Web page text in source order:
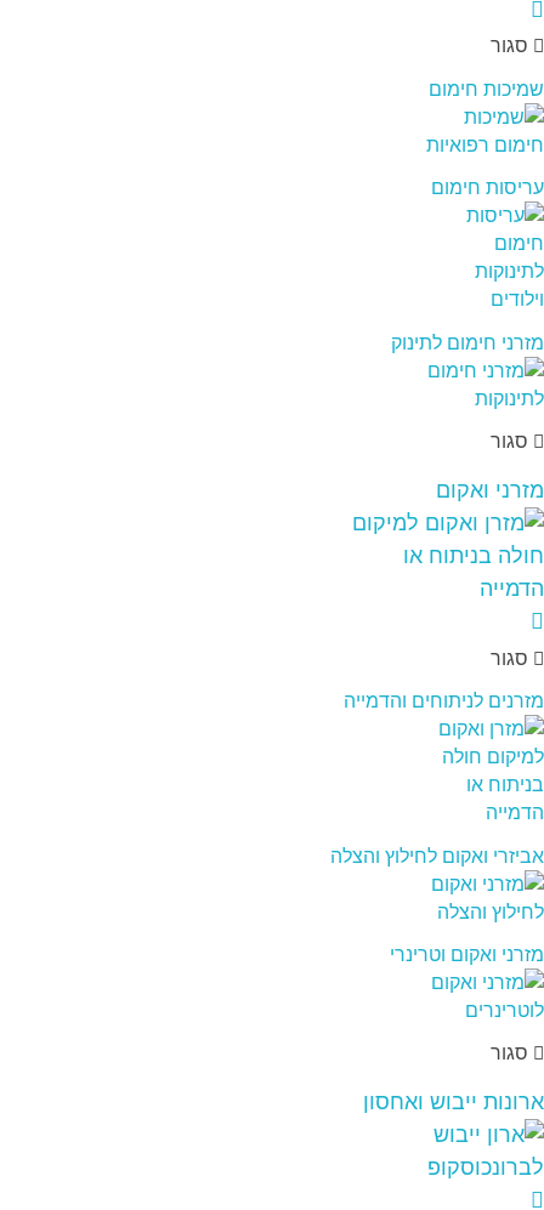
סגור
שמיכות חימום
עריסות חימום
מזרני חימום לתינוק
סגור
מזרני ואקום
סגור
מזרנים לניתוחים והדמייה
אביזרי ואקום לחילוץ והצלה
מזרני ואקום וטרינרי
סגור
ארונות ייבוש ואחסון